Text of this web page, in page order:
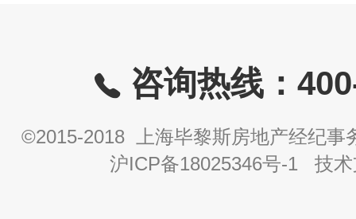
咨询热线：
©2015-2018 上海毕黎斯房地产经纪事
沪ICP备18025346号-1 技术